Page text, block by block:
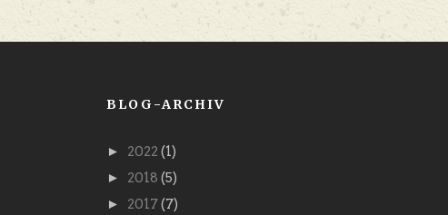
BLOG-ARCHIV
► 2022 (1)
► 2018 (5)
► 2017(7)